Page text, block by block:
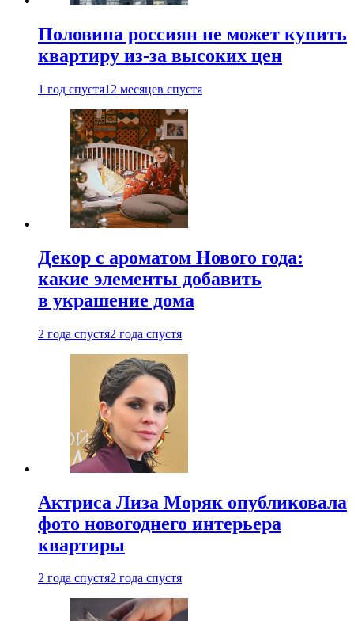
Половина россиян не может купить
квартиру из-за высоких цен
1 год спустя12 месяцев спустя
Декор с ароматом Нового года:
какие элементы добавить
в украшение дома
2 года спустя2 года спустя
Актриса Лиза Моряк опубликовала
фото новогоднего интерьера
квартиры
2 года спустя2 года спустя